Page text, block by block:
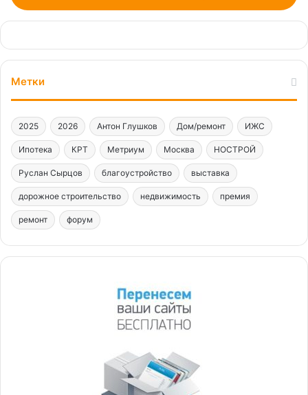
Метки
2025 2026 Антон Глушков Дом/ремонт ИЖС
Ипотека КРТ Метриум Москва НОСТРОЙ
Руслан Сырцов благоустройство выставка
дорожное строительство недвижимость премия
ремонт форум